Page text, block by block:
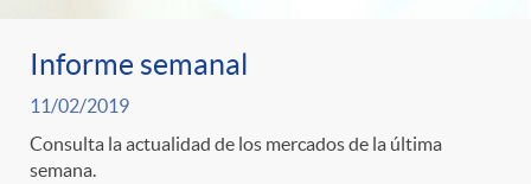
Informe semanal
11/02/2019
Consulta la actualidad de los mercados de la última
semana.